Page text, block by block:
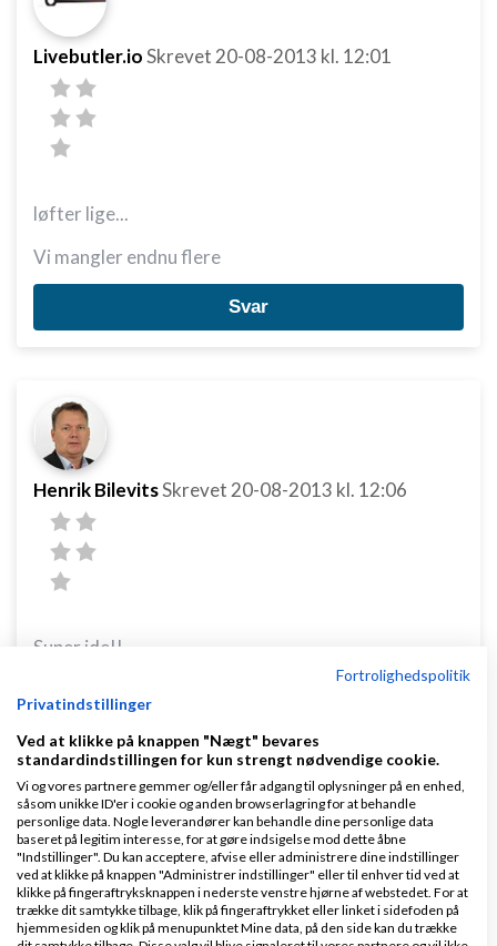
Livebutler.ioSkrevet 20-08-2013 kl. 12:01
løfter lige...
Vi mangler endnu flere
Svar
Henrik BilevitsSkrevet 20-08-2013 kl. 12:06
Super ide!!
Livebutler.ioSkrevet20-08-2013kl. 12:07
Fortrolighedspolitik
Privatindstillinger
Ved at klikke på knappen "Nægt" bevares
standardindstillingen for kun strengt nødvendige cookie.
Vi og vores partnere gemmer og/eller får adgang til oplysninger på en enhed,
såsom unikke ID'er i cookie og anden browserlagring for at behandle
personlige data. Nogle leverandører kan behandle dine personlige data
baseret på legitim interesse, for at gøre indsigelse mod dette åbne
"Indstillinger". Du kan acceptere, afvise eller administrere dine indstillinger
ved at klikke på knappen "Administrer indstillinger" eller til enhver tid ved at
klikke på fingeraftryksknappen i nederste venstre hjørne af webstedet. For at
trække dit samtykke tilbage, klik på fingeraftrykket eller linket i sidefoden på
hjemmesiden og klik på menupunktet Mine data, på den side kan du trække